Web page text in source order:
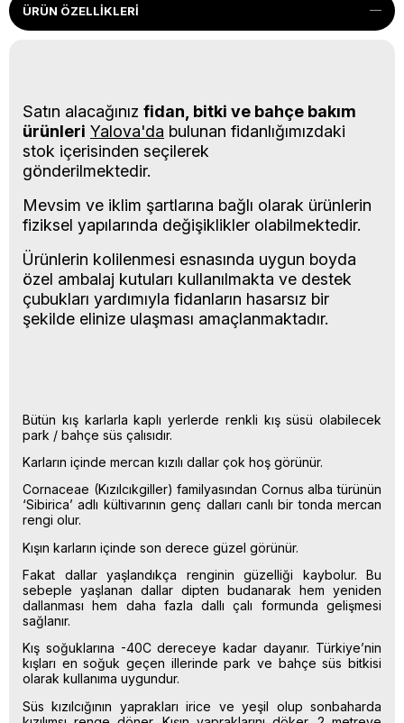
ÜRÜN ÖZELLIKLERI
Satın alacağınız fidan, bitki ve bahçe bakım
ürünleri Yalova'da bulunan fidanlığımızdaki
stok içerisinden seçilerek
gönderilmektedir.
Mevsim ve iklim şartlarına bağlı olarak ürünlerin
fiziksel yapılarında değişiklikler olabilmektedir.
Ürünlerin kolilenmesi esnasında uygun boyda
özel ambalaj kutuları kullanılmakta ve destek
çubukları yardımıyla fidanların hasarsız bir
şekilde elinize ulaşması amaçlanmaktadır.
Bütün kış karlarla kaplı yerlerde renkli kış süsü olabilecek
park / bahçe süs çalısıdır.
Karların içinde mercan kızılı dallar çok hoş görünür.
Cornaceae (Kızılcıkgiller) familyasından Cornus alba türünün
‘Sibirica’ adlı kültivarının genç dalları canlı bir tonda mercan
rengi olur.
Kışın karların içinde son derece güzel görünür.
Fakat dallar yaşlandıkça renginin güzelliği kaybolur. Bu
sebeple yaşlanan dallar dipten budanarak hem yeniden
dallanması hem daha fazla dallı çalı formunda gelişmesi
sağlanır.
Kış soğuklarına -40C dereceye kadar dayanır. Türkiye’nin
kışları en soğuk geçen illerinde park ve bahçe süs bitkisi
olarak kullanıma uygundur.
Süs kızılcığının yaprakları irice ve yeşil olup sonbaharda